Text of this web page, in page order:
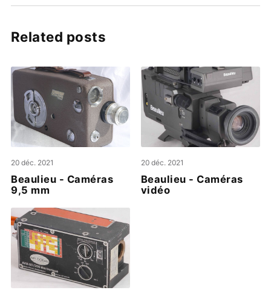
Related posts
20 déc. 2021
Beaulieu - Caméras
9,5 mm
20 déc. 2021
Beaulieu - Caméras
vidéo